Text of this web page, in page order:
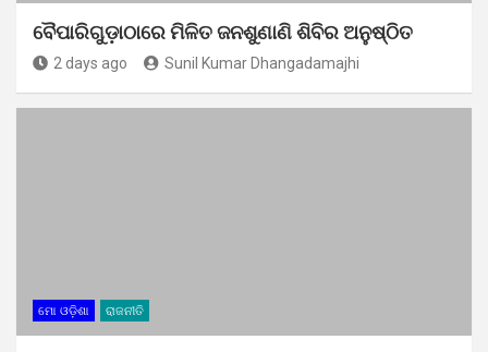
ବୈପାରିଗୁଡ଼ାଠାରେ ମିଳିତ ଜନଶୁଣାଣି ଶିବିର ଅନୁଷ୍ଠିତ
2 days ago Sunil Kumar Dhangadamajhi
ମୋ ଓଡ଼ିଶା ରାଜନୀତି